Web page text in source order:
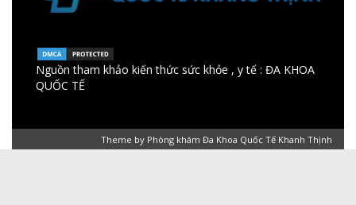
Nguồn tham khảo kiến thức sức khỏe , y tế : ĐA KHOA
QUỐC TẾ
Theme by Phòng khám Đa Khoa Quốc Tế Khanh Thịnh